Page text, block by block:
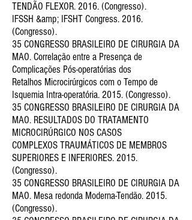
TENDÃO FLEXOR. 2016. (Congresso).
IFSSH &amp; IFSHT Congress. 2016.
(Congresso).
35 CONGRESSO BRASILEIRO DE CIRURGIA DA
MAO. Correlação entre a Presença de
Complicações Pós-operatórias dos
Retalhos Microcirúrgicos com o Tempo de
Isquemia Intra-operatória. 2015. (Congresso).
35 CONGRESSO BRASILEIRO DE CIRURGIA DA
MAO. RESULTADOS DO TRATAMENTO
MICROCIRÚRGICO NOS CASOS
COMPLEXOS TRAUMÁTICOS DE MEMBROS
SUPERIORES E INFERIORES. 2015.
(Congresso).
35 CONGRESSO BRASILEIRO DE CIRURGIA DA
MAO. Mesa redonda Moderna-Tendão. 2015.
(Congresso).